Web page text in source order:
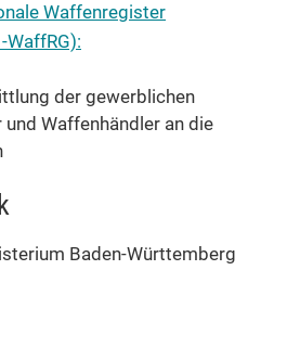
Waffenregister
der gewerblichen
Waffenhändler an die
Baden-Württemberg